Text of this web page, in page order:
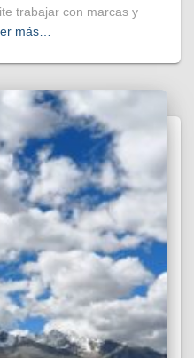
trabajar con marcas y
más…